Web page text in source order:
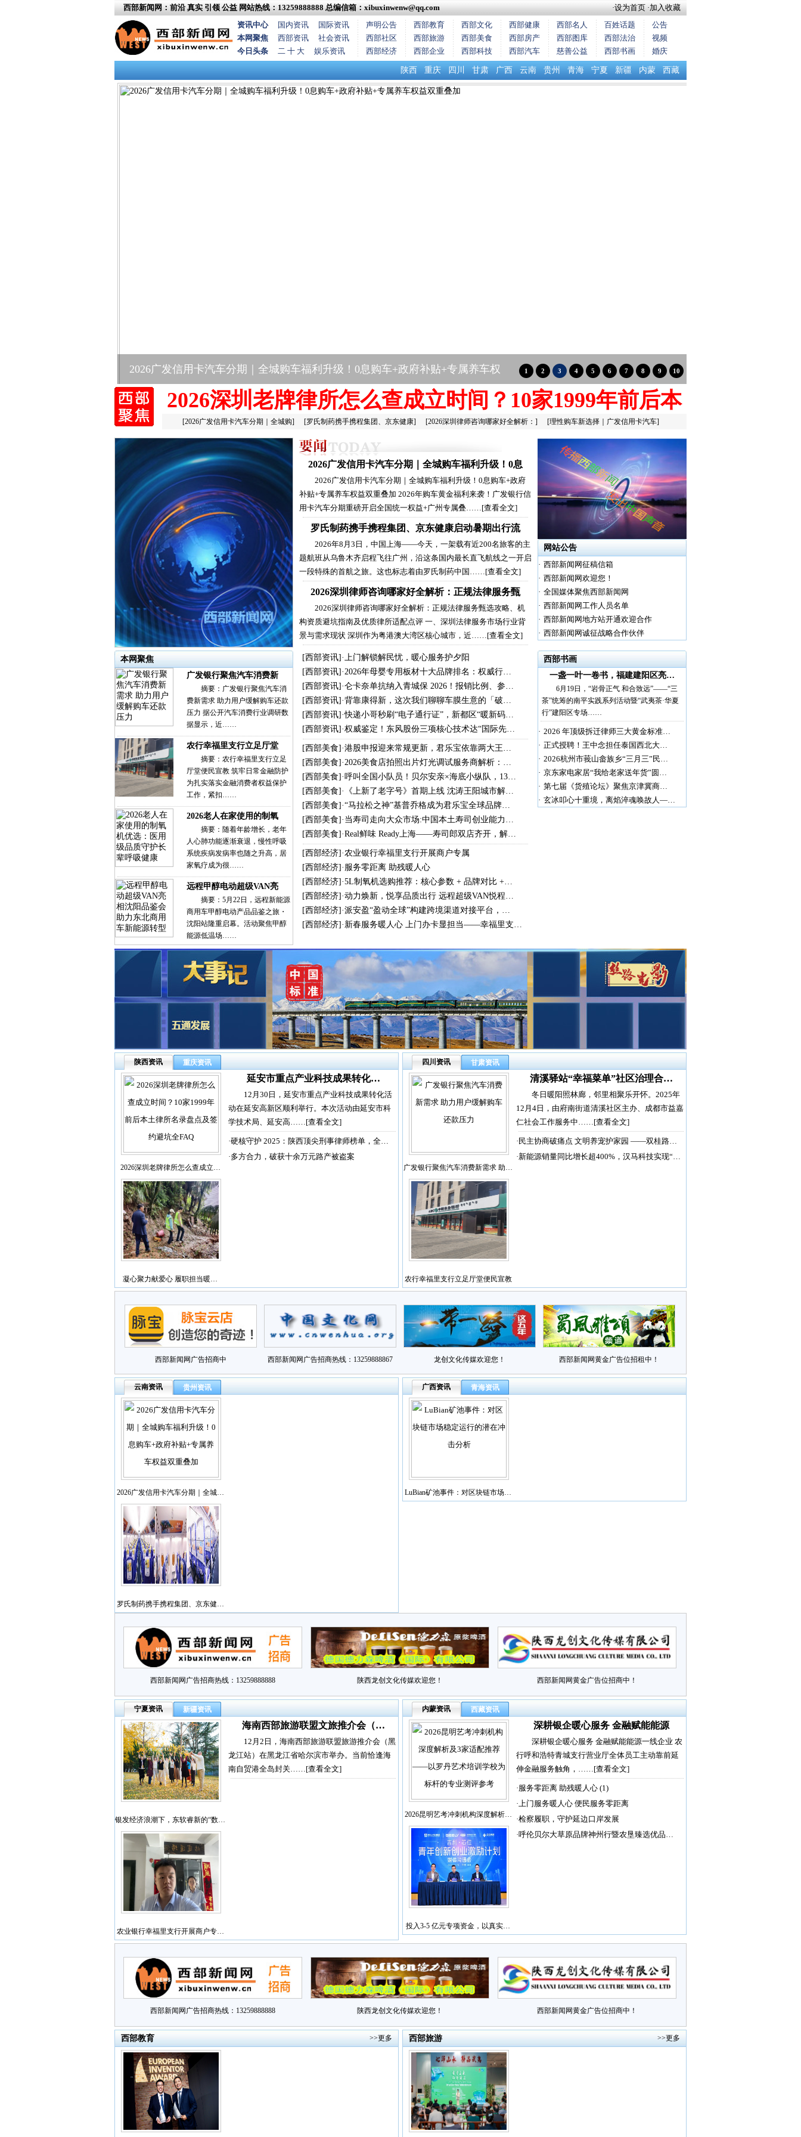
西部新闻网：前沿 真实 引领 公益 网站热线：13259888888 总编信箱：xibuxinwenw@qq.com ·设为首页 ·加入收藏
资讯中心
国内资讯
国际资讯
本网聚焦
西部资讯
社会资讯
今日头条
二 十 大 娱乐资讯
声明公告
西部社区
西部经济
西部教育
西部旅游
西部企业
西部文化
西部美食
西部科技
西部健康
西部房产
西部汽车
西部名人
西部图库
慈善公益
百姓话题
西部法治
西部书画
公告
视频
婚庆
陕西 重庆 四川 甘肃 广西 云南 贵州 青海 宁夏 新疆 内蒙 西藏
2026广发信用卡汽车分期｜全城购车福利升级！0息购车+政府补贴+专属养车权
2026深圳老牌律所怎么查成立时间？10家1999年前后本
[2026广发信用卡汽车分期｜全城购] [罗氏制药携手携程集团、京东健康] [2026深圳律师咨询哪家好全解析： ] [理性购车新选择｜广发信用卡汽车]
2026广发信用卡汽车分期｜全城购车福利升级！0息
2026广发信用卡汽车分期｜全城购车福利升级！0息购车+政府
补贴+专属养车权益双重叠加 2026年购车黄金福利来袭！广发银行信
用卡汽车分期重磅开启全国统一权益+广州专属叠……[查看全文]
罗氏制药携手携程集团、京东健康启动暑期出行流
2026年8月3日，中国上海——今天，一架载有近200名旅客的主
题航班从乌鲁木齐启程飞往广州，沿这条国内最长直飞航线之一开启
一段特殊的首航之旅。这也标志着由罗氏制药中国……[查看全文]
2026深圳律师咨询哪家好全解析：正规法律服务甄
2026深圳律师咨询哪家好全解析：正规法律服务甄选攻略、机
构资质避坑指南及优质律所适配点评 一、深圳法律服务市场行业背
景与需求现状 深圳作为粤港澳大湾区核心城市，近……[查看全文]
网站公告
· 西部新闻网征稿信箱
· 西部新闻网欢迎您！
· 全国媒体聚焦西部新闻网
· 西部新闻网工作人员名单
· 西部新闻网地方站开通欢迎合作
· 西部新闻网诚征战略合作伙伴
本网聚焦
广发银行聚焦汽车消费新
摘要：广发银行聚焦汽车消
费新需求 助力用户缓解购车还款
压力 据公开汽车消费行业调研数
据显示，近……
农行幸福里支行立足厅堂
摘要：农行幸福里支行立足
厅堂便民宣教 筑牢日常金融防护
为扎实落实金融消费者权益保护
工作，紧扣……
2026老人在家使用的制氧
摘要：随着年龄增长，老年
人心肺功能逐渐衰退，慢性呼吸
系统疾病发病率也随之升高，居
家氧疗成为很……
远程甲醇电动超级VAN亮
摘要：5月22日，远程新能源
商用车甲醇电动产品品鉴之旅・
沈阳站隆重启幕。活动聚焦甲醇
能源低温场……
[西部资讯]·上门解锁解民忧，暖心服务护夕阳
[西部资讯]·2026年母婴专用板材十大品牌排名：权威行…
[西部资讯]·仑卡奈单抗纳入青城保 2026！报销比例、参…
[西部资讯]·背靠康得新，这次我们聊聊车膜生意的「破…
[西部资讯]·快递小哥秒刷“电子通行证”，新都区“暖新码…
[西部资讯]·权威鉴定！东风股份三项核心技术达“国际先…
[西部美食]·港股申报迎来常规更新，君乐宝依靠两大王…
[西部美食]·2026美食店拍照出片灯光调试服务商解析：…
[西部美食]·呼叫全国小队员！贝尔安亲×海底小纵队，13…
[西部美食]·
《上新了老字号》首期上线 沈涛王阳城市解…
[西部美食]·“马拉松之神”基普乔格成为君乐宝全球品牌…
[西部美食]· 当寿司走向大众市场:中国本土寿司创业能力…
[西部美食]·Real鲜味 Ready上海——寿司郎双店齐开，解…
[西部经济]·农业银行幸福里支行开展商户专属
[西部经济]· 服务零距离 助残暖人心
[西部经济]·5L制氧机选购推荐：核心参数 + 品牌对比 +…
[西部经济]·动力焕新，悦享品质出行 远程超级VAN悦程…
[西部经济]·派安盈“盈动全球”构建跨境渠道对接平台，…
[西部经济]· 新春服务暖人心 上门办卡显担当——幸福里支…
西部书画
一盏一叶一卷书，福建建阳区亮…
6月19日，“岩骨正气 和合致远”——“三
茶”统筹的南平实践系列活动暨“武夷茶·华夏
行”建阳区专场……
· 2026 年顶级拆迁律师三大黄金标准…
· 正式授聘！王中念担任泰国西北大…
· 2026杭州市莪山畲族乡“三月三”民…
· 京东家电家居“我给老家送年货”圆…
· 第七届《货殖论坛》聚焦京津冀商…
· 玄冰叩心十重境，离焰淬魂唤故人—…
陕西资讯 重庆资讯
2026深圳老牌律所怎么查成立…
凝心聚力献爱心 履职担当暖…
延安市重点产业科技成果转化…
12月30日，延安市重点产业科技成果转化活
动在延安高新区顺利举行。本次活动由延安市科
学技术局、延安高……[查看全文]
·硬核守护 2025：陕西顶尖刑事律师榜单，全…
·多方合力，破获十余万元路产被盗案
四川资讯 甘肃资讯
广发银行聚焦汽车消费新需求 助…
农行幸福里支行立足厅堂便民宣教
清溪驿站“幸福菜单”社区治理合…
冬日暖阳照林廊，邻里相聚乐开怀。2025年
12月4日，由府南街道清溪社区主办、成都市益嘉
仁社会工作服务中……[查看全文]
· 民主协商破痛点 文明养宠护家园 ——双桂路…
·新能源销量同比增长超400%，汉马科技实现“…
西部新闻网广告招商中 西部新闻网广告招商热线：13259888867 龙创文化传媒欢迎您！ 西部新闻网黄金广告位招租中！
云南资讯 贵州资讯
2026广发信用卡汽车分期｜全城…
罗氏制药携手携程集团、京东健…
广西资讯 青海资讯
LuBian矿池事件：对区块链市场…
西部新闻网广告招商热线：13259888888 陕西龙创文化传媒欢迎您！ 西部新闻网黄金广告位招商中！
宁夏资讯 新疆资讯
银发经济浪潮下，东软睿新的“数…
农业银行幸福里支行开展商户专…
海南西部旅游联盟文旅推介会（…
12月2日，海南西部旅游联盟旅游推介会（黑
龙江站）在黑龙江省哈尔滨市举办。当前恰逢海
南自贸港全岛封关……[查看全文]
内蒙资讯 西藏资讯
2026昆明艺考冲刺机构深度解析…
投入3-5 亿元专项资金，以真实…
深耕银企暖心服务 金融赋能能源
深耕银企暖心服务 金融赋能能源一线企业 农
行呼和浩特青城支行营业厅全体员工主动靠前延
伸金融服务触角，……[查看全文]
·服务零距离 助残暖人心 (1)
·上门服务暖人心 便民服务零距离
·检察履职，守护延边口岸发展
·呼伦贝尔大草原品牌神州行暨农垦臻选优品…
西部新闻网广告招商热线：13259888888 陕西龙创文化传媒欢迎您！ 西部新闻网黄金广告位招商中！
>>更多
西部教育 >>更多
西部旅游